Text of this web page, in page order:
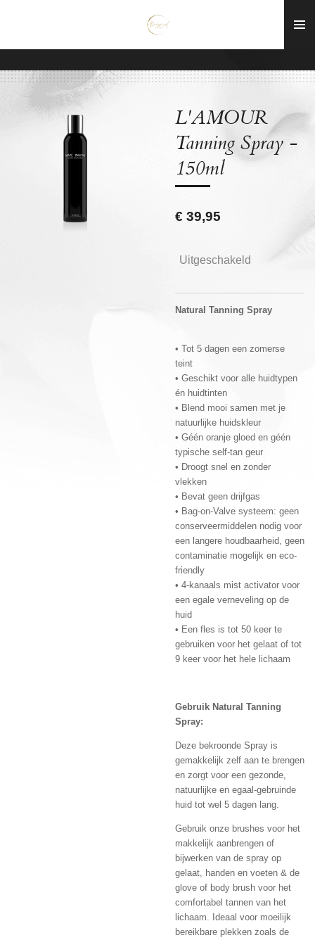
hoofdinhoud
L'AMOUR
Tanning Spray -
150ml
€ 39,95
Uitgeschakeld
Natural Tanning Spray
• Tot 5 dagen een zomerse
teint
• Geschikt voor alle huidtypen
én huidtinten
• Blend mooi samen met je
natuurlijke huidskleur
• Géén oranje gloed en géén
typische self-tan geur
• Droogt snel en zonder
vlekken
• Bevat geen drijfgas
• Bag-on-Valve systeem: geen
conserveermiddelen nodig voor
een langere houdbaarheid, geen
contaminatie mogelijk en eco-
friendly
• 4-kanaals mist activator voor
een egale verneveling op de
huid
• Een fles is tot 50 keer te
gebruiken voor het gelaat of tot
9 keer voor het hele lichaam
Gebruik Natural Tanning
Spray:
Deze bekroonde Spray is
gemakkelijk zelf aan te brengen
en zorgt voor een gezonde,
natuurlijke en egaal-gebruinde
huid tot wel 5 dagen lang.
Gebruik onze brushes voor het
makkelijk aanbrengen of
bijwerken van de spray op
gelaat, handen en voeten & de
glove of body brush voor het
comfortabel tannen van het
lichaam. Ideaal voor moeilijk
bereikbare plekken zoals de